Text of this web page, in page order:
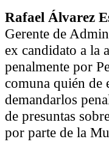
Rafael Álvarez
Gerente de
ex candidato a la
penalmente por
comuna quién de
demandarlos
de presuntas
por parte de la